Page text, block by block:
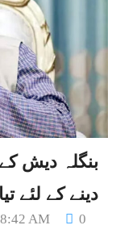
بنگلہ دیش
دینے کے لئے
AM 0